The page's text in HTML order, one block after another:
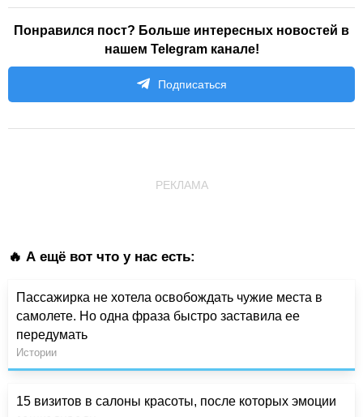
Понравился пост? Больше интересных новостей в
нашем Telegram канале!
Подписаться
РЕКЛАМА
🔥 А ещё вот что у нас есть:
Пассажирка не хотела освобождать чужие места в
самолете. Но одна фраза быстро заставила ее
передумать
Истории
15 визитов в салоны красоты, после которых эмоции